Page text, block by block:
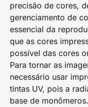
precisão de cores,
gerenciamento de
essencial da
que as cores
possível das cores
Para tornar as
necessário usar
tintas UV, pois a
base de